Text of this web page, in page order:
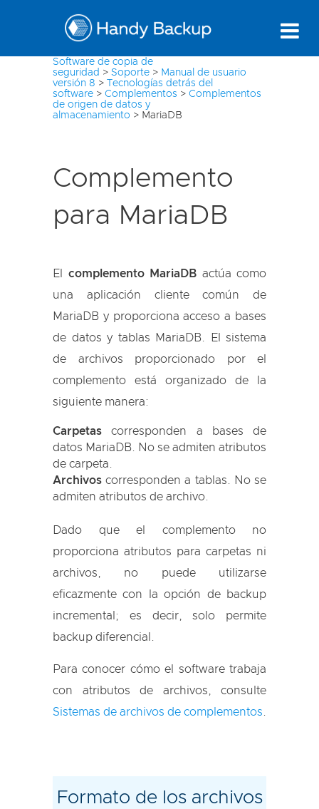
Software de copia de
seguridad > Soporte > Manual de usuario
versión 8 >
Tecnologías detrás del
software > Complementos > Complementos
de origen de datos y
almacenamiento > MariaDB
Complemento
para MariaDB
El complemento MariaDB actúa como
una aplicación cliente común de
MariaDB y proporciona acceso a bases
de datos y tablas MariaDB. El sistema
de archivos proporcionado por el
complemento está organizado de la
siguiente manera:
Carpetas corresponden a bases de
datos MariaDB. No se admiten atributos
de carpeta.
Archivos corresponden a tablas. No se
admiten atributos de archivo.
Dado que el complemento no
proporciona atributos para carpetas ni
archivos, no puede utilizarse
eficazmente con la opción de backup
incremental; es decir, solo permite
backup diferencial.
Para conocer cómo el software trabaja
con atributos de archivos, consulte
Sistemas de archivos de complementos
Formato de los archivos